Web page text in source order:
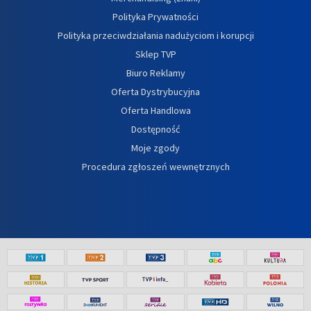
Polityka Prywatności
Polityka przeciwdziałania nadużyciom i korupcji
Sklep TVP
Biuro Reklamy
Oferta Dystrybucyjna
Oferta Handlowa
Dostępność
Moje zgody
Procedura zgłoszeń wewnętrznych